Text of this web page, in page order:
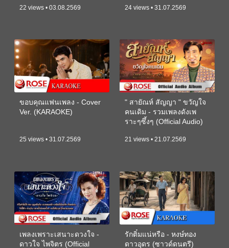
22 views • 03.08.2569 24 views • 31.07.2569
ขอบคุณแฟนเพลง - Cover
Ver. (KARAOKE)
25 views • 31.07.2569
" สายัณห์ สัญญา " ขวัญใจ
คนเดิม - รวมเพลงดังเพ
ราะๆซึ้งๆ (Official Audio)
21 views • 21.07.2569
เพลงเพราะเสนาะดวงใจ -
ดาวใจ ไพจิตร (Official
รักติ๋มแน่หรือ - หงษ์ทอง
ดาวอุดร (ซาวด์ดนตรี)